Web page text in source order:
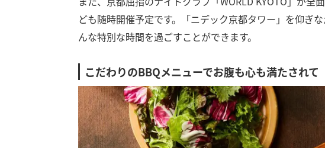
ども随時開催予定です。「ニデック京都タワー」を仰ぎ
んな特別な時間を過ごすことができます。
こだわりのBBQメニューでお腹も心も満たされて